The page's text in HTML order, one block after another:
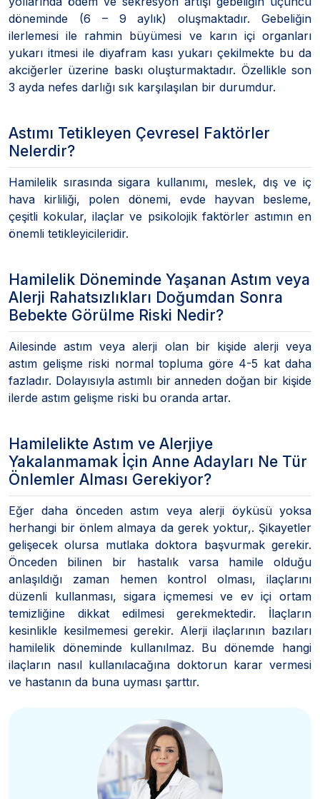
döneminde (6 – 9 aylık) oluşmaktadır. Gebeliğin
ilerlemesi ile rahmin büyümesi ve karın içi organları
yukarı itmesi ile diyafram kası yukarı çekilmekte bu da
akciğerler üzerine baskı oluşturmaktadır. Özellikle son
3 ayda nefes darlığı sık karşılaşılan bir durumdur.
Astımı Tetikleyen Çevresel Faktörler
Nelerdir?
Hamilelik sırasında sigara kullanımı, meslek, dış ve iç
hava kirliliği, polen dönemi, evde hayvan besleme,
çeşitli kokular, ilaçlar ve psikolojik faktörler astımın en
önemli tetikleyicileridir.
Hamilelik Döneminde Yaşanan Astım veya
Alerji Rahatsızlıkları Doğumdan Sonra
Bebekte Görülme Riski Nedir?
Ailesinde astım veya alerji olan bir kişide alerji veya
astım gelişme riski normal topluma göre 4-5 kat daha
fazladır. Dolayısıyla astımlı bir anneden doğan bir kişide
ilerde astım gelişme riski bu oranda artar.
Hamilelikte Astım ve Alerjiye
Yakalanmamak İçin Anne Adayları Ne Tür
Önlemler Alması Gerekiyor?
Eğer daha önceden astım veya alerji öyküsü yoksa
herhangi bir önlem almaya da gerek yoktur,. Şikayetler
gelişecek olursa mutlaka doktora başvurmak gerekir.
Önceden bilinen bir hastalık varsa hamile olduğu
anlaşıldığı zaman hemen kontrol olması, ilaçlarını
düzenli kullanması, sigara içmemesi ve ev içi ortam
temizliğine dikkat edilmesi gerekmektedir. İlaçların
kesinlikle kesilmemesi gerekir. Alerji ilaçlarının bazıları
hamilelik döneminde kullanılmaz. Bu dönemde hangi
ilaçların nasıl kullanılacağına doktorun karar vermesi
ve hastanın da buna uyması şarttır.